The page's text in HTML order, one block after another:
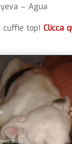
– Agua
cuffie top! Clicca